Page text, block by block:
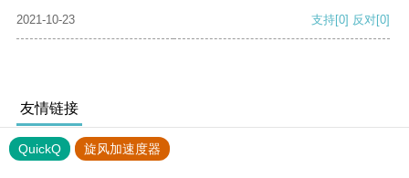
2021-10-23 支持[0] 反对[0]
友情链接
QuickQ 旋风加速度器